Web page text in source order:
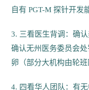
自有 PGT-M 探针开发
3. 三看医生背调：确
确认无州医务委员会
卵（部分大机构由轮班
4. 四看华人团队：有